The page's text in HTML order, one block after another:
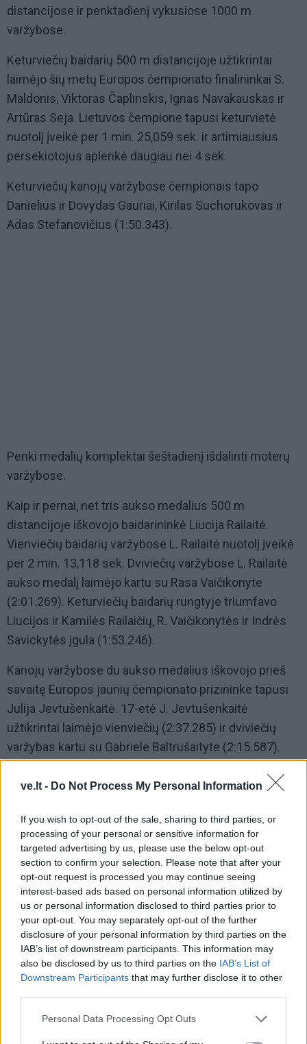
ve.lt - Do Not Process My Personal Information
If you wish to opt-out of the sale, sharing to third parties, or
processing of your personal or sensitive information for
targeted advertising by us, please use the below opt-out
section to confirm your selection. Please note that after your
opt-out request is processed you may continue seeing
interest-based ads based on personal information utilized by
us or personal information disclosed to third parties prior to
your opt-out. You may separately opt-out of the further
disclosure of your personal information by third parties on the
IAB’s list of downstream participants. This information may
also be disclosed by us to third parties on the IAB’s List of
Downstream Participants that may further disclose it to other
Personal Data Processing Opt Outs
distancijose ir penktadienį vykusiose 1000 m
varžybose.
Keturviečių baidarių 500 m distancijoje užtikrintai
laimėjo šių metų Europos čempionato finalininkai S.
Maldonis, Viktoras Čaplinskis, Ignas Navakauskas ir
Artūras Seja. Lietuvos čempione tapusi keturvietė
nuotolį įveikė per 1 min. 25,059 sek. ir artimiausius
persekiotojus aplenkė daugiau nei 4 sek.
Keturviečių kanojų varžybose čempionais tapo
Danielius ir Dovydas Gauriai, Kirilas Suchorukovas ir
Adas Stefanovičius (1:50.343).
Penki medalių komplektai šeštadienį išdalinti moterų
varžybose.
Kaip ir pernai, net tris aukso medalius 500 m
distancijoje iškovojo baidarininkė Liucija Railaitė.
Vienviečių baidarių varžybose L. Railaitė nuotolį įveikė
per 2 min. 13,118 sek. Dviviečių varžybose L. Railaitė
aukso medalį laimėjo kartu su Rasa Vaičikonyte
(2:01.269). Keturviečių baidarių rungtyje triumfavo
Liucijos ir Kamilės Railaičių, R. Vaičikonytės ir Indrės
Savickytės įgula (1:53.246).
Kanojų varžybose du aukso medalius iškovojo prieš
savaitę Europos jaunių čempionato prizininke tapusi
Julija Jevtušenkaitė. 17-etė J. Jevtušenkaitė
užtikrintai laimėjo vienviečių (2:37.285) ir dviviečių
varžybas kartu su Gabriele Baltrušaityte (2:15.587).
Dėl Lietuvos čempionų titulo kovojo ir mišrios įgulos.
Dviviečių kanojų čempionais tapo A. Stefanovičius ir G.
Baltrušaitytė (2:06.952). Dviviečių baidarių varžybose